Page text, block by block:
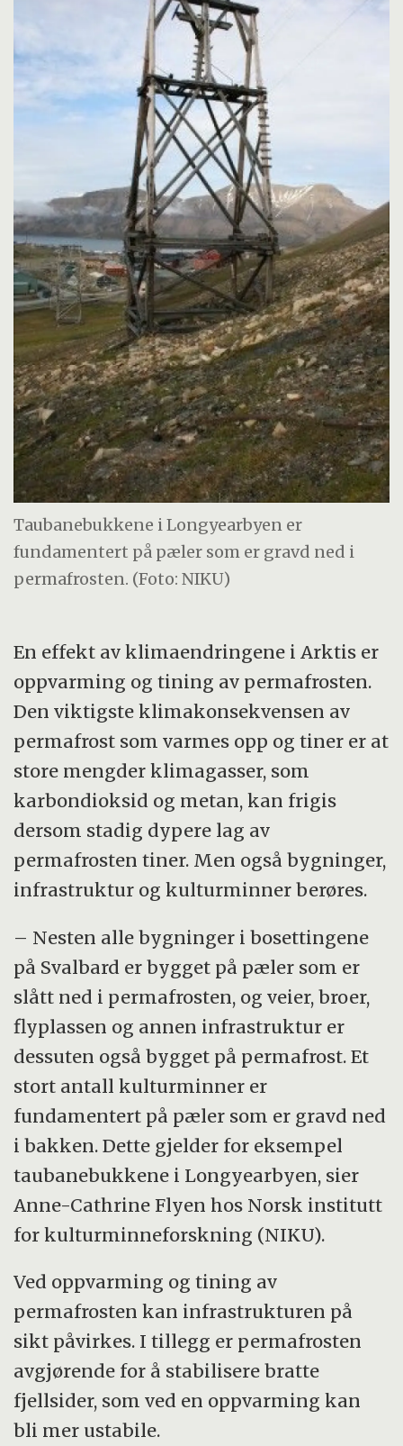
Taubanebukkene i Longyearbyen er
fundamentert på pæler som er gravd ned i
permafrosten. (Foto: NIKU)
En effekt av klimaendringene i Arktis er
oppvarming og tining av permafrosten.
Den viktigste klimakonsekvensen av
permafrost som varmes opp og tiner er at
store mengder klimagasser, som
karbondioksid og metan, kan frigis
dersom stadig dypere lag av
permafrosten tiner. Men også bygninger,
infrastruktur og kulturminner berøres.
– Nesten alle bygninger i bosettingene
på Svalbard er bygget på pæler som er
slått ned i permafrosten, og veier, broer,
flyplassen og annen infrastruktur er
dessuten også bygget på permafrost. Et
stort antall kulturminner er
fundamentert på pæler som er gravd ned
i bakken. Dette gjelder for eksempel
taubanebukkene i Longyearbyen, sier
Anne-Cathrine Flyen hos Norsk institutt
for kulturminneforskning (NIKU).
Ved oppvarming og tining av
permafrosten kan infrastrukturen på
sikt påvirkes. I tillegg er permafrosten
avgjørende for å stabilisere bratte
fjellsider, som ved en oppvarming kan
bli mer ustabile.